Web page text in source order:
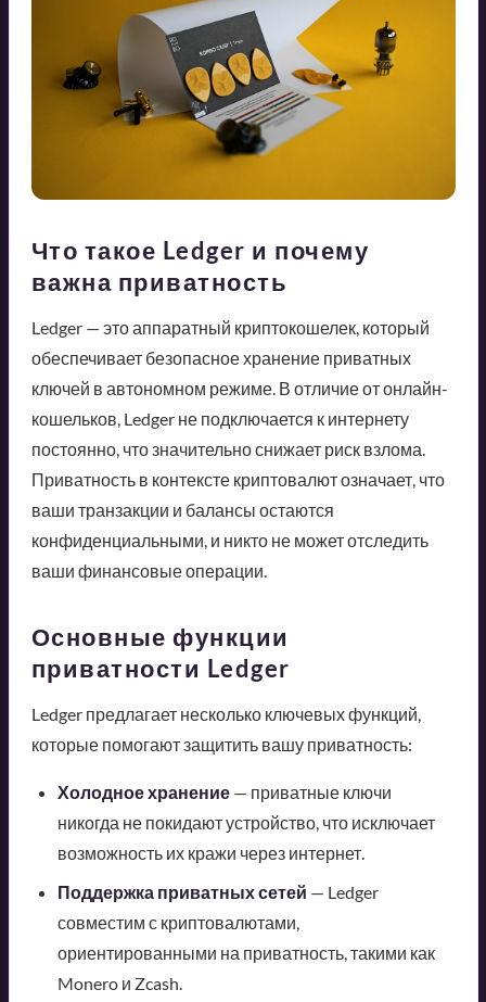
Что такое Ledger и почему
важна приватность
Ledger — это аппаратный криптокошелек, который
обеспечивает безопасное хранение приватных
ключей в автономном режиме. В отличие от онлайн-
кошельков, Ledger не подключается к интернету
постоянно, что значительно снижает риск взлома.
Приватность в контексте криптовалют означает, что
ваши транзакции и балансы остаются
конфиденциальными, и никто не может отследить
ваши финансовые операции.
Основные функции
приватности Ledger
Ledger предлагает несколько ключевых функций,
которые помогают защитить вашу приватность:
Холодное хранение— приватные ключи
никогда не покидают устройство, что исключает
возможность их кражи через интернет.
Поддержка приватных сетей — Ledger
совместим с криптовалютами,
ориентированными на приватность, такими как
Monero и Zcash.